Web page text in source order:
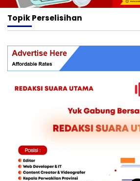
TopikPerselisihan